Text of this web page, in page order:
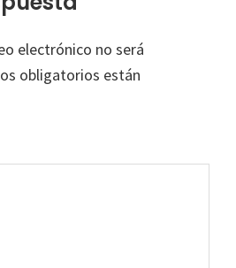
electrónico no será
obligatorios están